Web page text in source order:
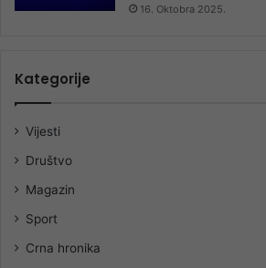
16. Oktobra 2025.
Kategorije
Vijesti
Društvo
Magazin
Sport
Crna hronika